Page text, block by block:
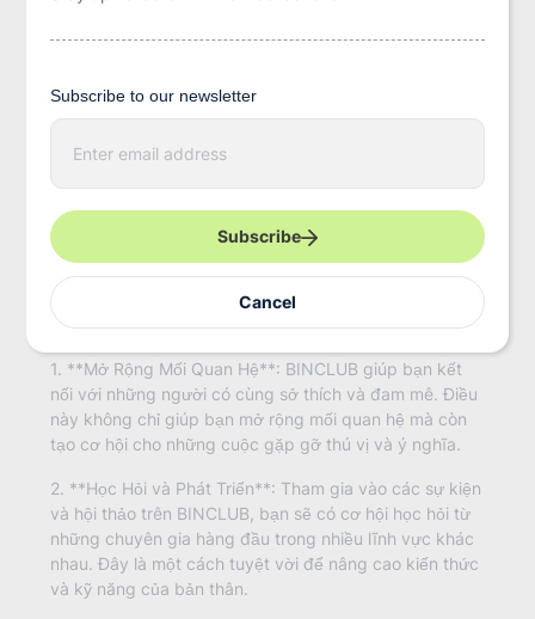
Subscribe to our newsletter
E
e
y
o
r
e
m
a
i
l
Subscribe
Cancel
BINCLUB là một nền tảng trực tuyến, nơi mọi người có
thể tham gia vào các hoạt động, sự kiện, và hội thảo
để giao lưu, học hỏi và phát triển kỹ năng. Với giao diện
thân thiện và dễ sử dụng, BINCLUB mang đến trải
thấy những người có chung sở thích, tham gia vào các
hoạt động nhóm, hoặc đơn giản là học hỏi từ những
chuyên gia trong lĩnh vực mà bạn quan tâm.
### Tại Sao Nên Tham Gia BINCLUB?
1. **Mở Rộng Mối Quan Hệ**: BINCLUB giúp bạn kết
nối với những người có cùng sở thích và đam mê. Điều
này không chỉ giúp bạn mở rộng mối quan hệ mà còn
tạo cơ hội cho những cuộc gặp gỡ thú vị và ý nghĩa.
2. **Học Hỏi và Phát Triển**: Tham gia vào các sự kiện
và hội thảo trên BINCLUB, bạn sẽ có cơ hội học hỏi từ
những chuyên gia hàng đầu trong nhiều lĩnh vực khác
nhau. Đây là một cách tuyệt vời để nâng cao kiến thức
và kỹ năng của bản thân.